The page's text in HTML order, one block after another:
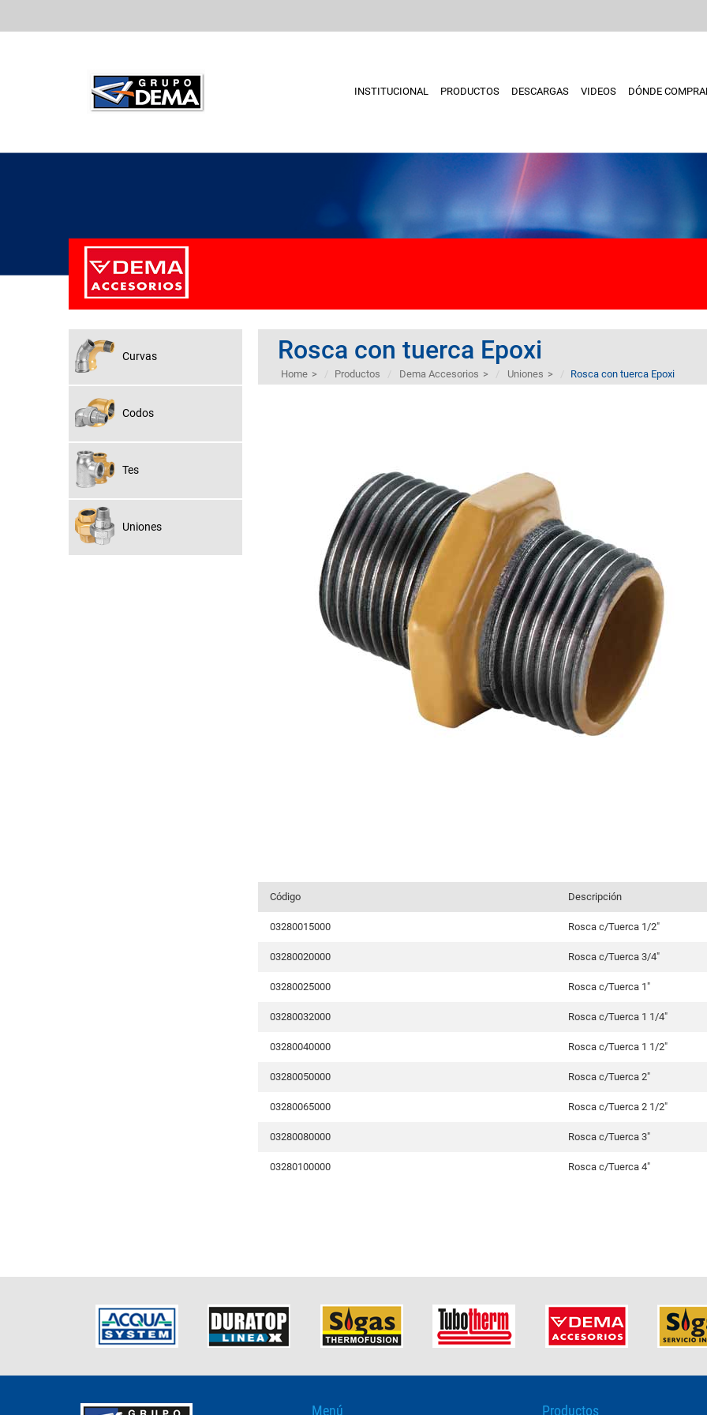
INSTITUCIONAL PRODUCTOS DESCARGAS VIDEOS DÓNDE
Curvas
Codos
Tes
Uniones
Rosca con tuerca Epoxi
Home > Productos Dema Accesorios > Uniones > Rosca con tuerca Epoxi
Código Descripción
03280015000 Rosca c/Tuerca 1/2"
03280020000 Rosca c/Tuerca 3/4"
03280025000 Rosca c/Tuerca 1"
03280032000 Rosca c/Tuerca 1 1/4"
03280040000 Rosca c/Tuerca 1 1/2"
03280050000 Rosca c/Tuerca 2"
03280065000 Rosca c/Tuerca 2 1/2"
03280080000 Rosca c/Tuerca 3"
03280100000 Rosca c/Tuerca 4"
Menú Productos